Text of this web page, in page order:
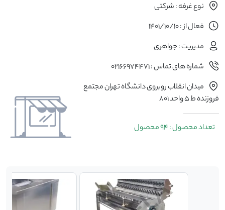
نوع غرفه : شرکتی
فعال از : 1401/10/10
مدیریت : جواهری
شماره های تماس : 02166974471
میدان انقلاب روبروی دانشگاه تهران مجتمع
فروزنده ط 5 واحد 801
تعداد محصول : 94 محصول